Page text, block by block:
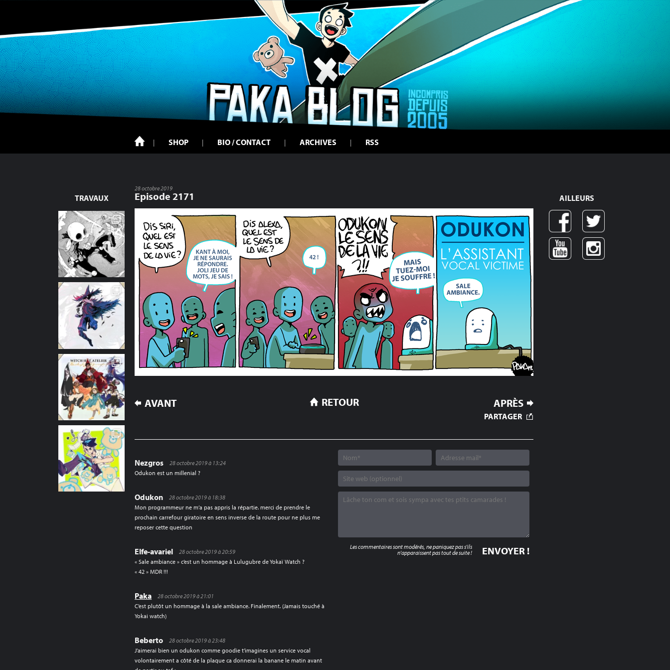
SHOP BIO / CONTACT ARCHIVES RSS
TRAVAUX
28 octobre 2019
Episode 2171
NAVIGATION
AVANT APRÈS
RETOUR
PARTAGER
Nezgros
28 octobre 2019 à 13:24
Odukon est un millenial ?
Odukon
28 octobre 2019 à 18:38
Mon programmeur ne m’a pas appris la répartie. merci de prendre le
prochain carrefour giratoire en sens inverse de la route pour ne plus me
reposer cette question
Elfe-avariel
28 octobre 2019 à 20:59
« Sale ambiance » c’est un hommage à Lulugubre de Yokaï Watch ?
« 42 » MDR !!!
Paka
28 octobre 2019 à 21:01
C’est plutôt un hommage à la sale ambiance. Finalement. (Jamais touché à
Yokai watch)
Beberto
28 octobre 2019 à 23:48
J’aimerai bien un odukon comme goodie t’imagines un service vocal
volontairement a côté de la plaque ca donnerai la banane le matin avant
Les commentaires sont modérés, ne paniquez pas s'ils
n'apparaissent pas tout de suite !
AILLEURS